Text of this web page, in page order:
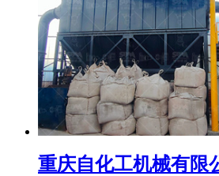
重庆自化工机械有限